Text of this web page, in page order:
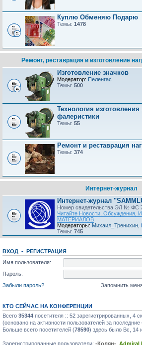
Куплю Обменяю Подарю
Темы: 1478
Ремонт, реставрация и изготовление
Изготовление значков
Модератор: Пеленгас
Темы: 500
Технология
фалеристики
Темы: 55
Ремонт и реставрация
Темы: 374
Интернет-журнал
Интернет-журнал
Номер свидетельства ЭЛ № ФС
Читайте Новости, Обсуждения,
МАТЕРИАЛОВ
Модераторы: Михаил_Тренихин
Темы: 745
ВХОД • РЕГИСТРАЦИЯ
Имя пользователя:
Пароль:
Забыли пароль?
Запомнить
КТО СЕЙЧАС НА КОНФЕРЕНЦИИ
Всего 35344 посетителя :: 52 зарегистрированных, 4
(основано на активности пользователей за последние
Больше всего посетителей (78590) здесь было Вс, 14
Зарегистрированные пользователи: -Колян- Admiral